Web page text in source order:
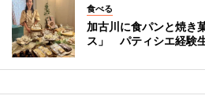
食べる
加古川に食パンと焼き
ス」 パティシエ経験